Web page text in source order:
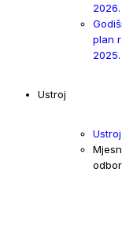
2026.
plan
2025.
Ustroj
Ustroj